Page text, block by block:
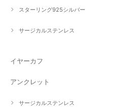
スターリング925シルバー
サージカルステンレス
イヤーカフ
アンクレット
サージカルステンレス